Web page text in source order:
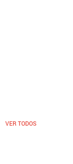
VER TODOS